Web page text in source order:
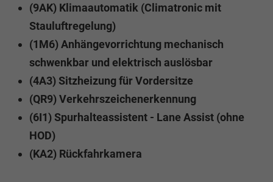
(9AK) Klimaautomatik (Climatronic mit
Stauluftregelung)
(1M6) Anhängevorrichtung mechanisch
schwenkbar und elektrisch auslösbar
(4A3) Sitzheizung für Vordersitze
(QR9) Verkehrszeichenerkennung
(6I1) Spurhalteassistent - Lane Assist (ohne
HOD)
(KA2) Rückfahrkamera